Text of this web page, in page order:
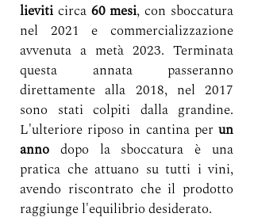
lieviti circa 60 mesi, con sboccatura
nel 2021 e commercializzazione
avvenuta a metà 2023. Terminata
questa annata passeranno
direttamente alla 2018, nel 2017
sono stati colpiti dalla grandine.
L'ulteriore riposo in cantina per un
anno dopo la sboccatura è una
pratica che attuano su tutti i vini,
avendo riscontrato che il prodotto
raggiunge l'equilibrio desiderato.